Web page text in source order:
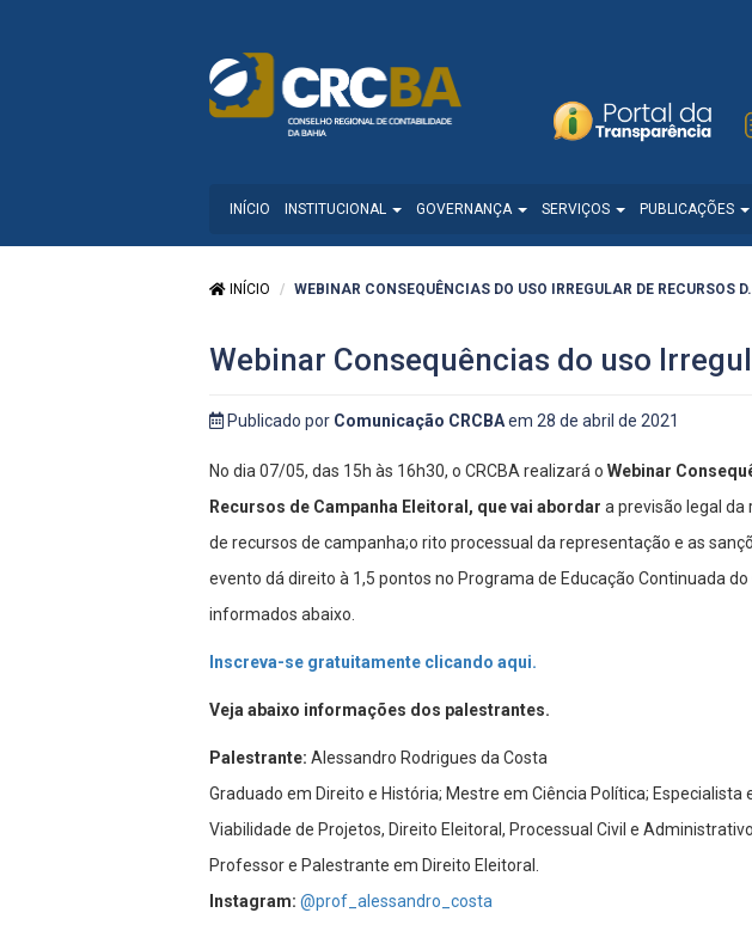
INÍCIO INSTITUCIONAL GOVERNANÇA SERVIÇOS PUBLICAÇÕES
INÍCIO WEBINAR CONSEQUÊNCIAS DO USO IRREGULAR DE RECURSOS
Webinar Consequências do uso
Publicado por Comunicação CRCBAem 28 de abril de 2021
No dia 07/05, das 15h às 16h30, o CRCBA realizará o Webinar
Recursos de Campanha Eleitoral, que vai abordar a previsão legal
de recursos de campanha;o rito processual da representação e as
evento dá direito à 1,5 pontos no Programa de Educação Continuada
informados abaixo.
Inscreva-se gratuitamente clicando aqui.
Veja abaixo informações dos palestrantes.
Palestrante: Alessandro Rodrigues da Costa
Graduado em Direito e História; Mestre em Ciência Política; Especialista
Viabilidade de Projetos, Direito Eleitoral, Processual Civil e
Professor e Palestrante em Direito Eleitoral.
Instagram: @prof_alessandro_costa